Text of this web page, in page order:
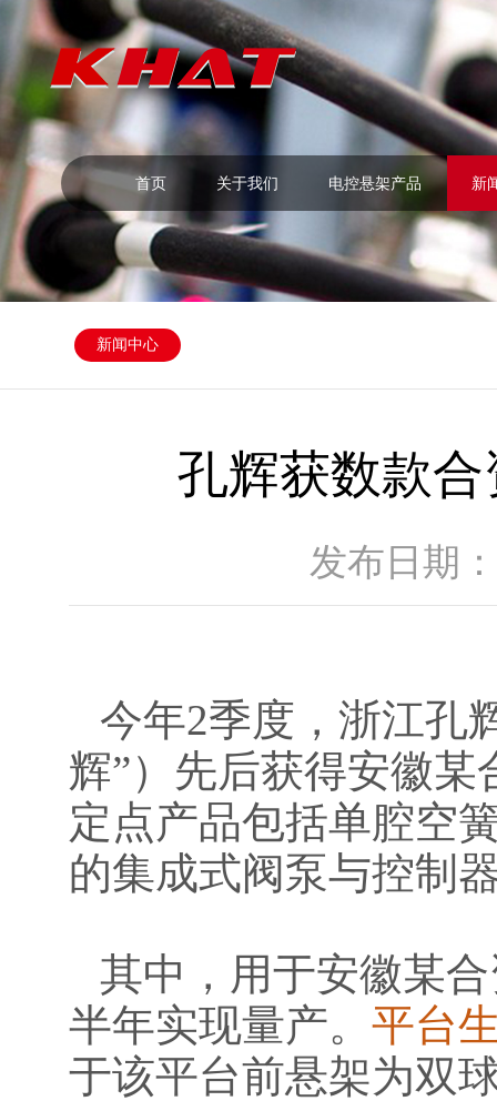
首页 关于我们 电控悬架产品 新
新闻中心
孔辉获数款
发布日期
今年2季度，浙江孔
辉”）先后获得安徽
定点产品包括单腔空
的集成式阀泵与控制
其中，用于安徽某
半年实现量产。 平台
于该平台前悬架为双